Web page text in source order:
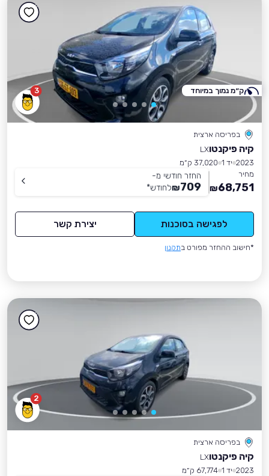
3
בפריסה ארצית
קיה פיקנטוLX
2023 יד 1
37,020 ק״מ
מחיר
68,751
₪
החזר חודשי מ-
709
₪לחודש*
לפגישה בסוכנות יצירת קשר
*חישוב ההחזר מפורט בתקנון
ק״מ נמוך במיוחד
2
בפריסה ארצית
קיה פיקנטוLX
2023 יד 1
67,774 ק״מ